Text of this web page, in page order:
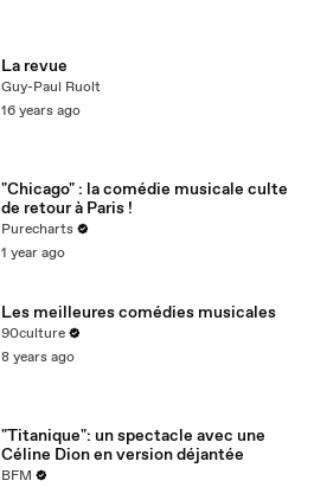
La revue
Guy-Paul Ruolt
16 years ago
"Chicago" : la comédie musicale culte
de retour à Paris !
Purecharts
1 year ago
Les meilleures comédies musicales
90culture
8 years ago
"Titanique": un spectacle avec une
Céline Dion en version déjantée
BFM